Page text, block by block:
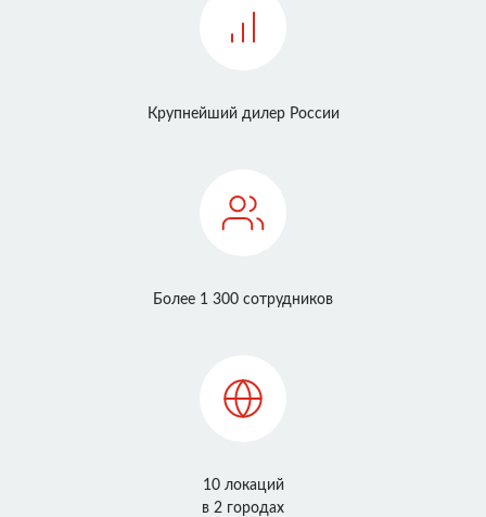
Крупнейший дилер России
Более 1 300 сотрудников
10 локаций
в 2 городах